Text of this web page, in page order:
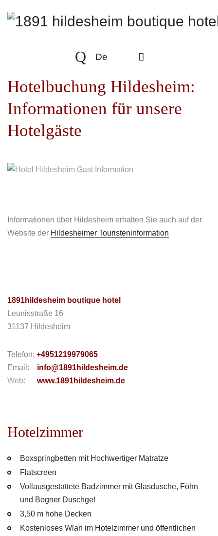
De
Hotelbuchung Hildesheim:
Informationen für unsere
Hotelgäste
Informationen über Hildesheim erhalten Sie auch auf der
Website der Hildesheimer Touristeninformation
1891hildesheim boutique hotel
Leunisstraße 16
31137 Hildesheim
Telefon: +4951219979065
Email: info@1891hildesheim.de
Web:
www.1891hildesheim.de
Hotelzimmer
Boxspringbetten mit Hochwertiger Matratze
Flatscreen
Vollausgestattete Badzimmer mit Glasdusche, Föhn
und Bogner Duschgel
3,50 m hohe Decken
Kostenloses Wlan im Hotelzimmer und öffentlichen